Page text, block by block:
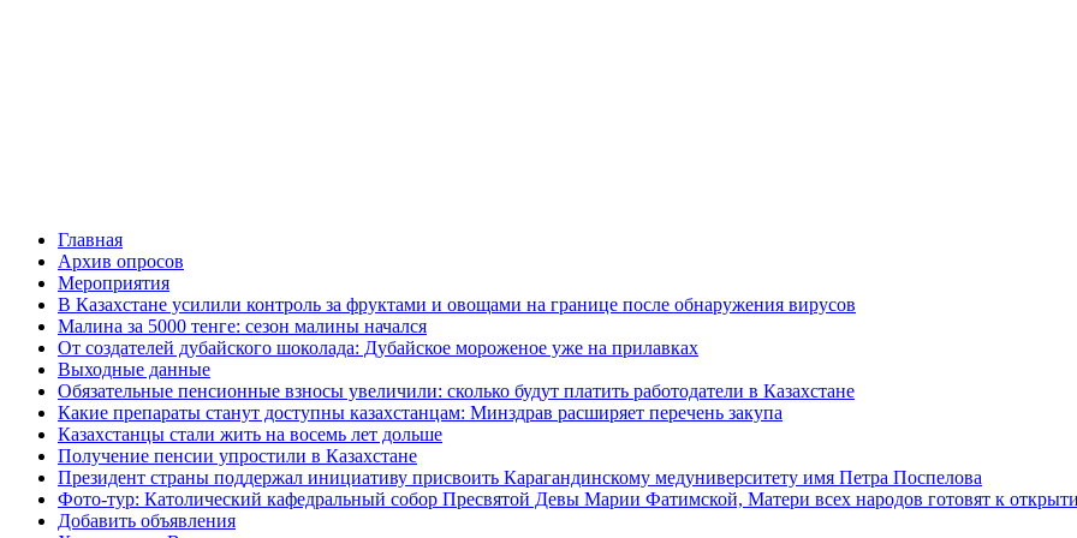
Главная
Архив опросов
Мероприятия
В Казахстане усилили контроль за фруктами и овощами на границе после обнаружения вирусов
Малина за 5000 тенге: сезон малины начался
От создателей дубайского шоколада: Дубайское мороженое уже на прилавках
Выходные данные
Обязательные пенсионные взносы увеличили: сколько будут платить работодатели в Казахстане
Какие препараты станут доступны казахстанцам: Минздрав расширяет перечень закупа
Казахстанцы стали жить на восемь лет дольше
Получение пенсии упростили в Казахстане
Президент страны поддержал инициативу присвоить Карагандинскому медуниверситету имя Петра Поспелова
Фото-тур: Католический кафедральный собор Пресвятой Девы Марии Фатимской, Матери всех народов готовят к
Добавить объявления